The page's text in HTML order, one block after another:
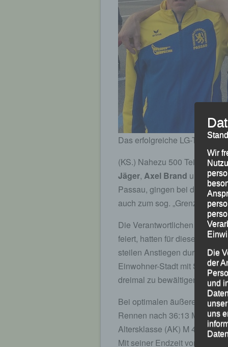
Das erfolgreiche LG-Trio
(KS.) Nahezu 500
Jäger, Axel Brand und
Passau, gingen bei der 34.
auch zum sog. „Grenzland-
Die Verantwortlichen des
feiert, hatten für diesen
steilen Anstiegen durch die
Einwohner-Stadt mit Start
dreimal zu bewältigen war.
Bei optimalen äußeren
Rennen nach 36:13 Minuten
Altersklasse (AK) M 45.
Mit seiner Endzeit von 38:32
Wir
Die
der
und
uns